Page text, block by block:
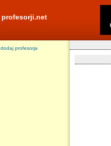
profesorji.net
dodaj profesorja